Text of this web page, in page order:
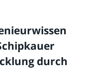
durch